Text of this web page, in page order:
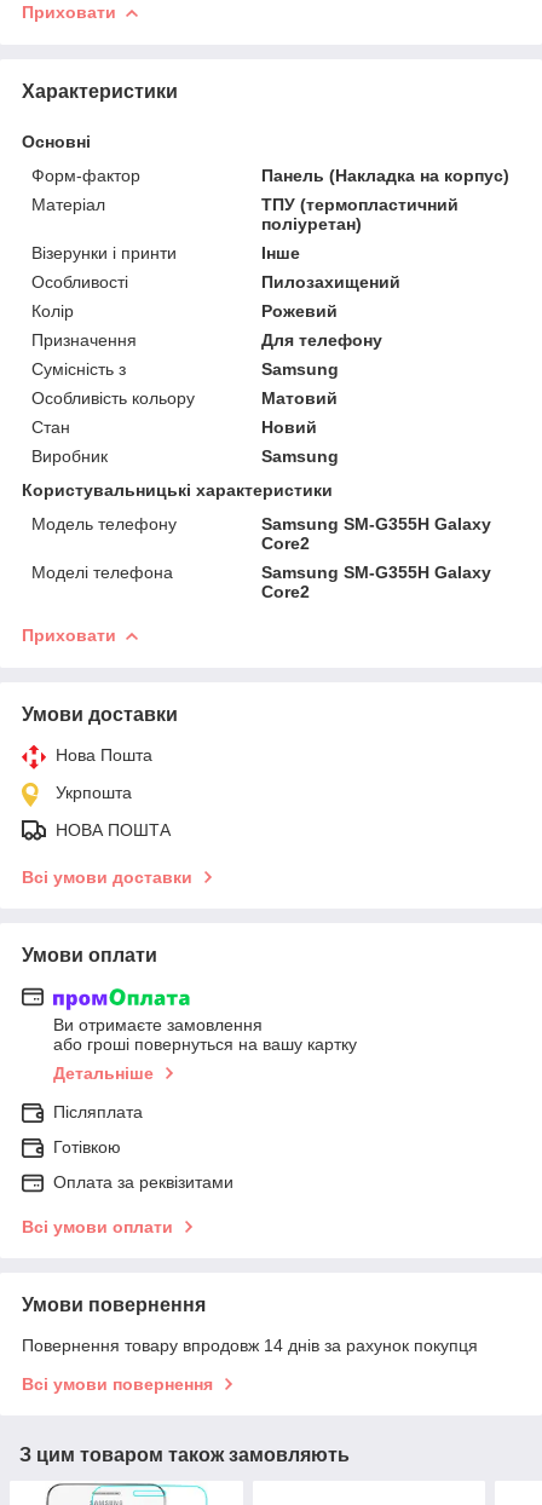
Приховати
Характеристики
Основні
Форм-фактор
Панель (Накладка на корпус)
Матеріал
ТПУ (термопластичний
поліуретан)
Візерунки і принти
Інше
Особливості
Пилозахищений
Колір
Рожевий
Призначення
Для телефону
Сумісність з
Samsung
Особливість кольору
Матовий
Стан
Новий
Виробник
Samsung
Користувальницькі характеристики
Модель телефону
Samsung SM-G355H Galaxy
Core2
Моделі телефона
Samsung SM-G355H Galaxy
Core2
Приховати
Умови доставки
Нова Пошта
Укрпошта
НОВА ПОШТА
Всі умови доставки
Умови оплати
Ви отримаєте замовлення
або гроші повернуться на вашу картку
Детальніше
Післяплата
Готівкою
Оплата за реквізитами
Всі умови оплати
Умови повернення
Повернення товару впродовж 14 днів за рахунок покупця
Всі умови повернення
З цим товаром також замовляють